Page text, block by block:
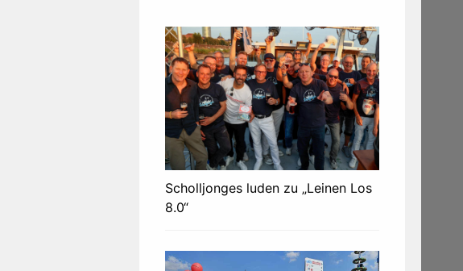
Scholljonges luden zu „Leinen Los
8.0“